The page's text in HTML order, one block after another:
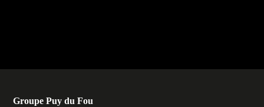
Groupe Puy du Fou